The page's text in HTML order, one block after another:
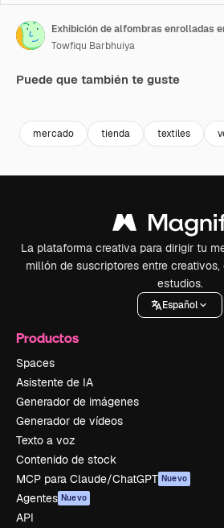
Exhibición de alfombras enrolladas
Towfiqu Barbhuiya
Puede que también te guste
mercado tienda textiles
La plataforma creativa para dirigir tu
millón de suscriptores entre
estudios.
Español
Productos
Spaces
Asistente de IA
Generador de imágenes
Generador de vídeos
Texto a voz
Contenido de stock
MCP para Claude/ChatGPT Nuevo
Agentes Nuevo
API